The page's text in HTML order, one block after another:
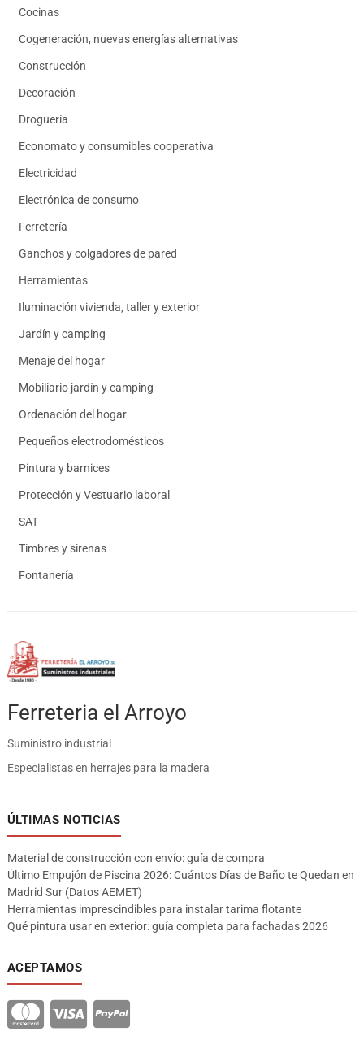
Cocinas
Cogeneración, nuevas energías alternativas
Construcción
Decoración
Droguería
Economato y consumibles cooperativa
Electricidad
Electrónica de consumo
Ferretería
Ganchos y colgadores de pared
Herramientas
Iluminación vivienda, taller y exterior
Jardín y camping
Menaje del hogar
Mobiliario jardín y camping
Ordenación del hogar
Pequeños electrodomésticos
Pintura y barnices
Protección y Vestuario laboral
SAT
Timbres y sirenas
Fontanería
Ferreteria el Arroyo
Suministro industrial
Especialistas en herrajes para la madera
ÚLTIMAS NOTICIAS
Material de construcción con envío: guía de compra
Último Empujón de Piscina 2026: Cuántos Días de Baño te Quedan en
Madrid Sur (Datos AEMET)
Herramientas imprescindibles para instalar tarima flotante
Qué pintura usar en exterior: guía completa para fachadas 2026
ACEPTAMOS